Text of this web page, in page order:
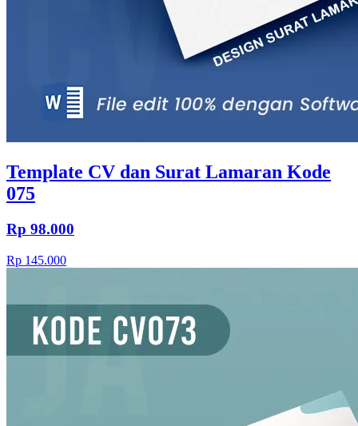
Template CV dan Surat Lamaran Kode
075
Rp 98.000
Rp 145.000